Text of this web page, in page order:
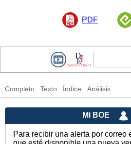
PDF
Completo Texto Índice Análisis
Mi BOE
Para recibir una alerta por correo